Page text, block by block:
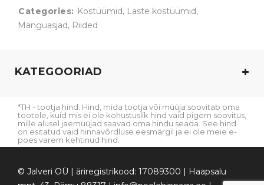
KATEGOORIAD
Categories: Kostüümid, Laste kostüümid,
Mänguasjad, Riided
*TH - tootja hind. Hind, mida tootja või müüja soovitab oma
tootele, kuid mis ei ole kohustuslik hind vaid pigem soovitus,
mille alusel jaemüüjad saavad oma hindu seada. See hind
on esitatud vaid hinnavõrdluse eesmärgil ja ei ole meie e-
poes varem kehtinud hind.
© Jalveri OÜ | äriregistrikood: 17089300 | Haapsalu